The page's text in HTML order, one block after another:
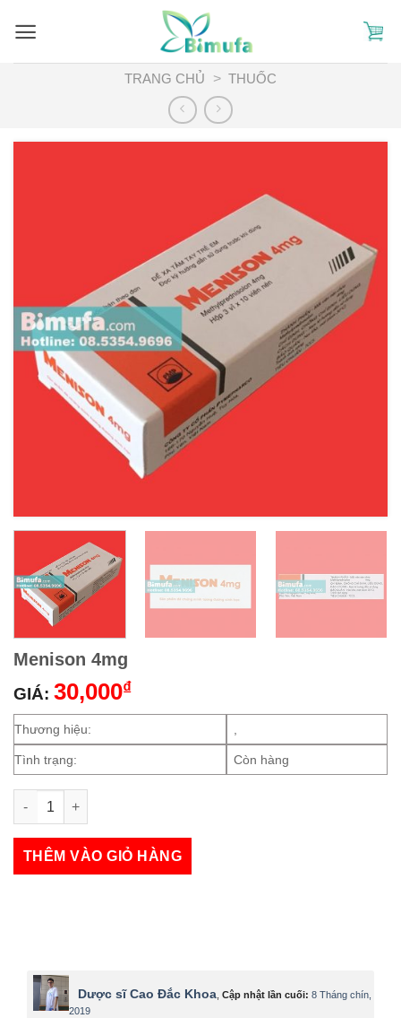
TRANG CHỦ
> THUỐC
Menison 4mg
GIÁ: 30,000₫
Thương hiệu: ,
Tình trạng: Còn hàng
THÊM VÀO GIỎ HÀNG
Dược sĩ Cao Đắc Khoa Cập nhật lần cuối: 8 Tháng chín,
2019